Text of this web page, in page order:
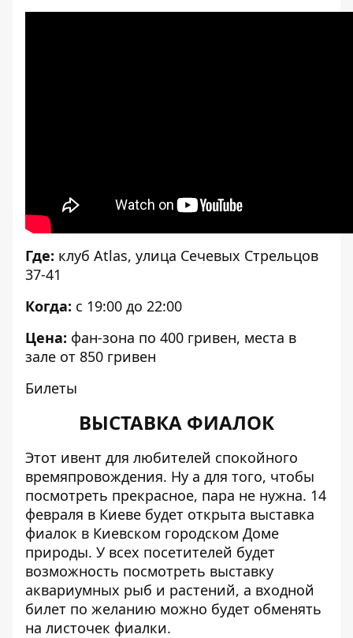
Где: клуб Atlas, улица Сечевых Стрельцов
37-41
Когда: с 19:00 до 22:00
Цена: фан-зона по 400 гривен, места в
зале от 850 гривен
Билеты
ВЫСТАВКА ФИАЛОК
Этот ивент для любителей спокойного
времяпровождения. Ну а для того, чтобы
посмотреть прекрасное, пара не нужна. 14
февраля в Киеве будет открыта выставка
фиалок в Киевском городском Доме
природы. У всех посетителей будет
возможность посмотреть выставку
аквариумных рыб и растений, а входной
билет по желанию можно будет обменять
на листочек фиалки.